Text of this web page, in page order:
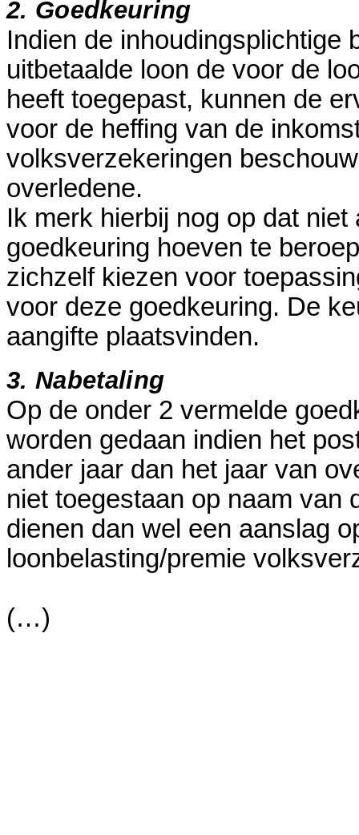
2. Goedkeuring
Indien de inhoudingsplichtige
uitbetaalde loon de voor de
heeft toegepast, kunnen de
voor de heffing van de
volksverzekeringen
overledene.
Ik merk hierbij nog op dat
goedkeuring hoeven te
zichzelf kiezen voor
voor deze goedkeuring. De
aangifte plaatsvinden.
3. Nabetaling
Op de onder 2 vermelde
worden gedaan indien het
ander jaar dan het jaar van
niet toegestaan op naam van
dienen dan wel een aanslag
loonbelasting/premie
(…)